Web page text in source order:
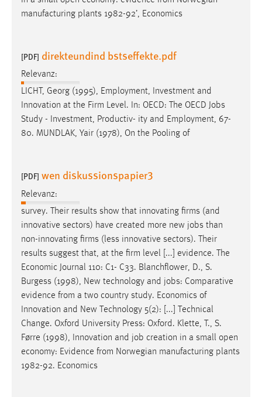
manufacturing plants 1982-92’, Economics
[PDF] direkteundind bstseffekte.pdf
Relevanz:
LICHT, Georg (1995), Employment, Investment and
Innovation at the Firm Level. In: OECD: The OECD Jobs
Study - Investment, Productiv- ity and Employment, 67-
80. MUNDLAK, Yair (1978), On the Pooling of
[PDF] wen diskussionspapier3
Relevanz:
survey. Their results show that innovating firms (and
innovative sectors) have created more new jobs than
non-innovating firms (less innovative sectors). Their
results suggest that, at the firm level [...] evidence. The
Economic Journal 110: C1- C33. Blanchflower, D., S.
Burgess (1998), New technology and jobs: Comparative
evidence from a two country study. Economics of
Innovation and New Technology 5(2): [...] Technical
Change. Oxford University Press: Oxford. Klette, T., S.
Førre (1998), Innovation and job creation in a small open
economy: Evidence from Norwegian manufacturing plants
1982-92. Economics